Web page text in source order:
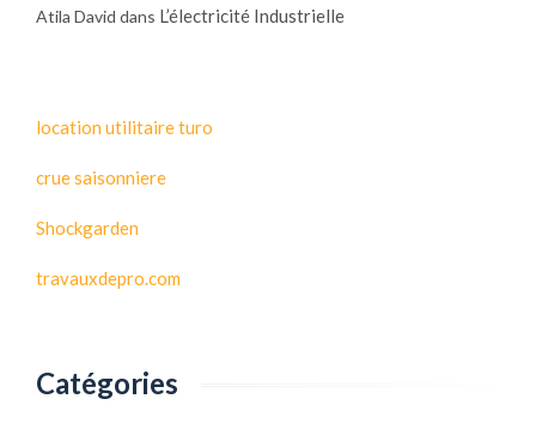
Atila David dans L’électricité Industrielle
location utilitaire turo
crue saisonniere
Shockgarden
travauxdepro.com
Catégories